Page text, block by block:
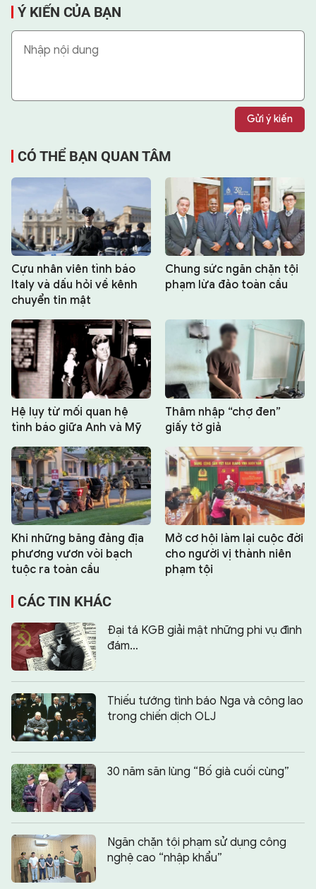
Ý KIẾN CỦA BẠN
Gửi ý kiến
CÓ THỂ BẠN QUAN TÂM
Cựu nhân viên tình báo
Italy và dấu hỏi về kênh
chuyển tin mật
Chung sức ngăn chặn tội
phạm lừa đảo toàn cầu
Hệ lụy từ mối quan hệ
tình báo giữa Anh và Mỹ
Thâm nhập “chợ đen”
giấy tờ giả
Khi những băng đảng địa
phương vươn vòi bạch
tuộc ra toàn cầu
Mở cơ hội làm lại cuộc đời
cho người vị thành niên
phạm tội
CÁC TIN KHÁC
Đại tá KGB giải mật những phi vụ đình
đám…
Thiếu tướng tình báo Nga và công lao
trong chiến dịch OLJ
30 năm săn lùng “Bố già cuối cùng”
Ngăn chặn tội phạm sử dụng công
nghệ cao “nhập khẩu”